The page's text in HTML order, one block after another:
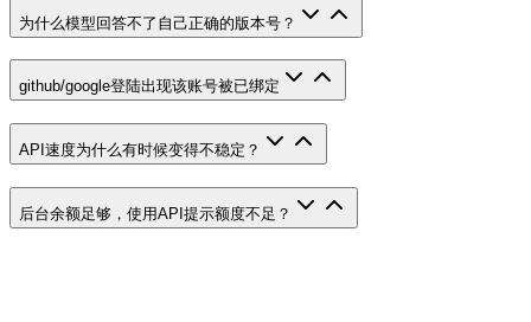
为什么模型回答不了自己正确的版本号？
github/google登陆出现该账号被已绑定
API速度为什么有时候变得不稳定？
后台余额足够，使用API提示额度不足？